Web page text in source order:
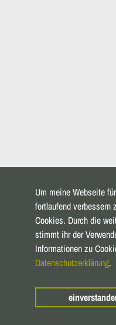
Um meine Webseite
fortlaufend verbessern
Cookies. Durch die
stimmt ihr der
Informationen zu
Datenschutzerklärung.